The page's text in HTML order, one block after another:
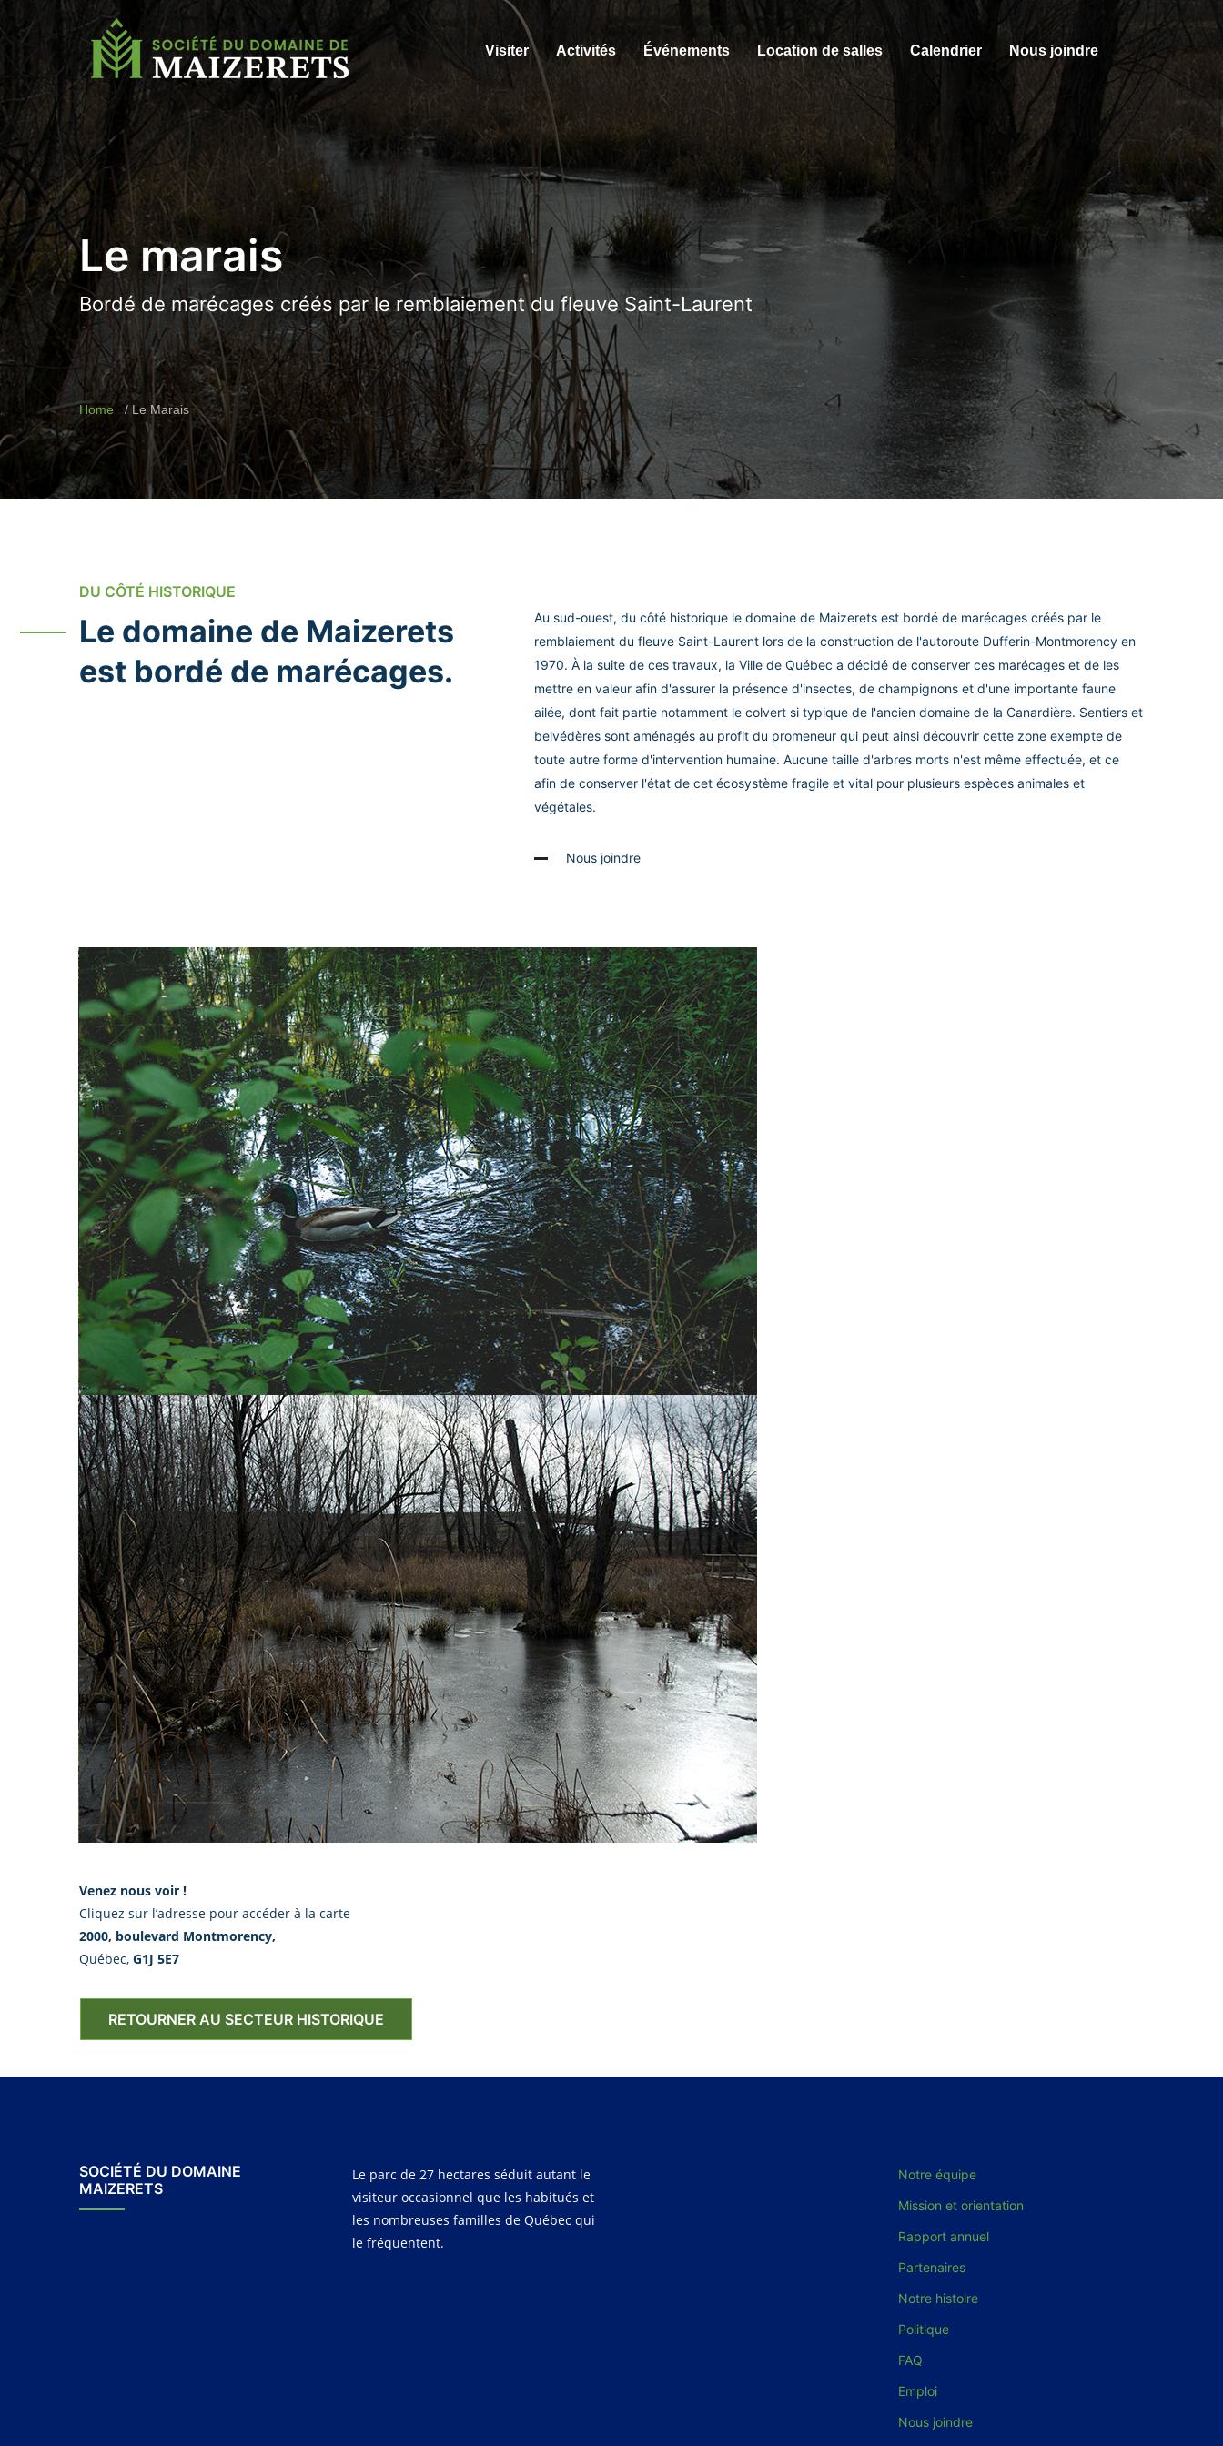
Visiter Activités Événements Location de salles Calendrier Nous joindre
Le marais
Bordé de marécages créés par le remblaiement du fleuve Saint-Laurent
Home Le Marais
DU CÔTÉ HISTORIQUE
Le domaine de Maizerets
est bordé de marécages.
Au sud-ouest, du côté historique le domaine de Maizerets est bordé de marécages créés par le
remblaiement du fleuve Saint-Laurent lors de la construction de l'autoroute Dufferin-Montmorency en
1970. À la suite de ces travaux, la Ville de Québec a décidé de conserver ces marécages et de les
mettre en valeur afin d'assurer la présence d'insectes, de champignons et d'une importante faune
ailée, dont fait partie notamment le colvert si typique de l'ancien domaine de la Canardière. Sentiers et
belvédères sont aménagés au profit du promeneur qui peut ainsi découvrir cette zone exempte de
toute autre forme d'intervention humaine. Aucune taille d'arbres morts n'est même effectuée, et ce
afin de conserver l'état de cet écosystème fragile et vital pour plusieurs espèces animales et
végétales.
Nous joindre
Venez nous voir !
Cliquez sur l’adresse pour accéder à la carte
2000, boulevard Montmorency,
Québec, G1J 5E7
RETOURNER AU SECTEUR HISTORIQUE
SOCIÉTÉ DU DOMAINE
MAIZERETS
Le parc de 27 hectares séduit autant le
visiteur occasionnel que les habitués et
les nombreuses familles de Québec qui
le fréquentent.
Notre équipe
Mission et orientation
Rapport annuel
Partenaires
Notre histoire
Politique
FAQ
Emploi
Nous joindre